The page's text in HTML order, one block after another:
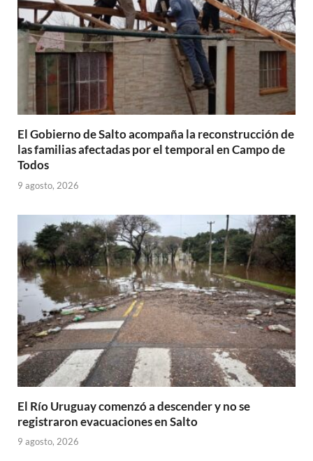
El Gobierno de Salto acompaña la reconstrucción de
las familias afectadas por el temporal en Campo de
Todos
9 agosto, 2026
El Río Uruguay comenzó a descender y no se
registraron evacuaciones en Salto
9 agosto, 2026